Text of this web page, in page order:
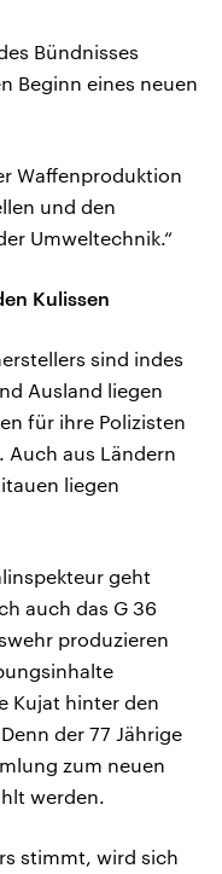
Bündnisses
Beginn eines neuen
Waffenproduktion
und den
Umweltechnik.“
Kulissen
sind indes
Ausland liegen
für ihre Polizisten
Auch aus Ländern
liegen
geht
auch das G 36
produzieren
Kujat hinter den
der 77 Jährige
zum neuen
werden.
stimmt, wird sich